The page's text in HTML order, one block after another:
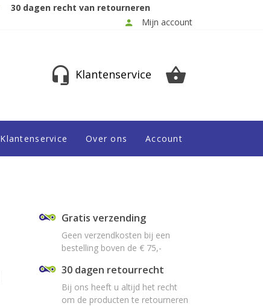
30 dagen recht van retourneren
Mijn account
Klantenservice
Account
Over ons
Klantenservice
Gratis verzending
Geen verzendkosten bij een
bestelling boven de € 75,-
30 dagen retourrecht
Bij ons heeft u altijd het recht
om de producten te retourneren